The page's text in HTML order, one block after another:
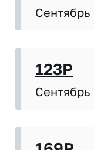
Сентябрь
123P
Сентябрь